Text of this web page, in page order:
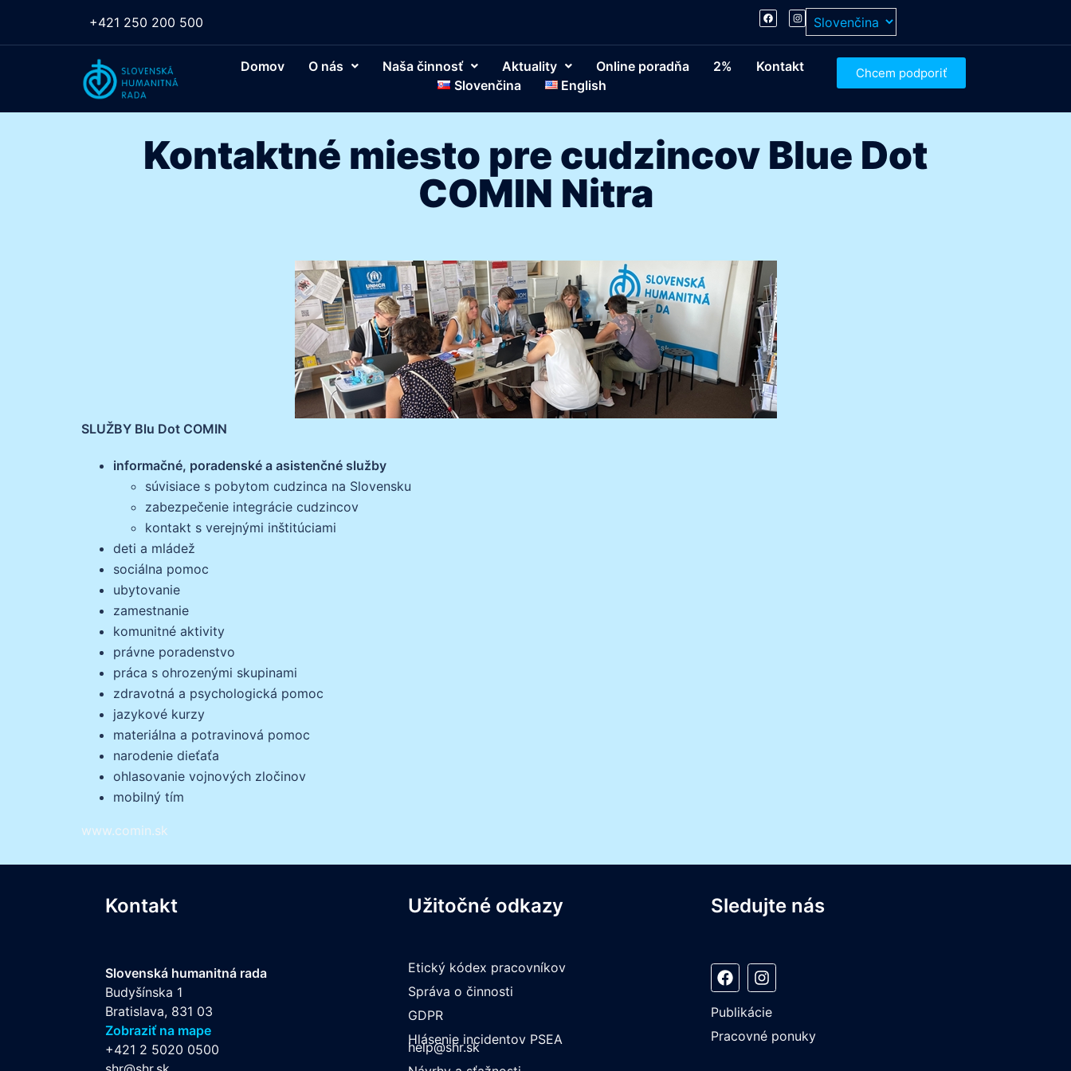
+421 250 200 500
Domov O nás Naša činnosť Aktuality Online poradňa 2%
Kontakt
Slovenčina
English
Chcem podporiť
Kontaktné miesto pre cudzincov Blue Dot
COMIN Nitra
SLUŽBY Blu Dot COMIN
informačné, poradenské a asistenčné služby
súvisiace s pobytom cudzinca na Slovensku
zabezpečenie integrácie cudzincov
kontakt s verejnými inštitúciami
deti a mládež
sociálna pomoc
ubytovanie
zamestnanie
komunitné aktivity
právne poradenstvo
práca s ohrozenými skupinami
zdravotná a psychologická pomoc
jazykové kurzy
materiálna a potravinová pomoc
narodenie dieťaťa
ohlasovanie vojnových zločinov
mobilný tím
www.comin.sk
Kontakt
Slovenská humanitná rada
Budyšínska 1
Bratislava, 831 03
Zobraziť na mape
+421 2 5020 0500
Užitočné odkazy
Etický kódex pracovníkov
Správa o činnosti
GDPR
Hlásenie incidentov PSEA
help@shr.sk
Sledujte nás
Publikácie
Pracovné ponuky